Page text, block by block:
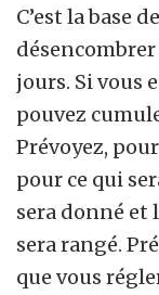
C’est la base
jours. Si vous
pouvez
Prévoyez,
pour ce qui
sera donné et
sera rangé.
que vous